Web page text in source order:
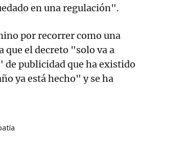
en una regulación".
por recorrer como una
que el decreto "solo va a
publicidad que ha existido
ya está hecho" y se ha